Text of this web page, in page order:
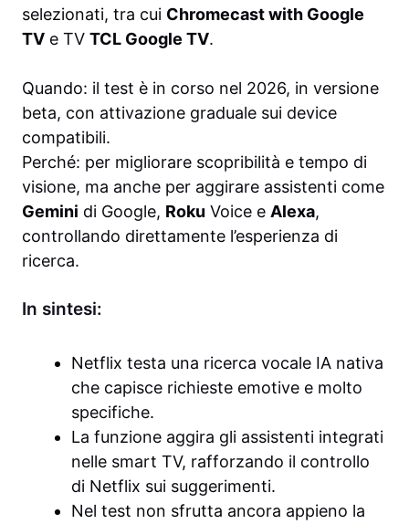
selezionati, tra cui Chromecast with Google
TV e TV TCL Google TV.
Quando: il test è in corso nel 2026, in versione
beta, con attivazione graduale sui device
compatibili.
Perché: per migliorare scopribilità e tempo di
visione, ma anche per aggirare assistenti come
Gemini di Google, Roku Voice e Alexa,
controllando direttamente l’esperienza di
ricerca.
In sintesi:
Netflix testa una ricerca vocale IA nativa
che capisce richieste emotive e molto
specifiche.
La funzione aggira gli assistenti integrati
nelle smart TV, rafforzando il controllo
di Netflix sui suggerimenti.
Nel test non sfrutta ancora appieno la